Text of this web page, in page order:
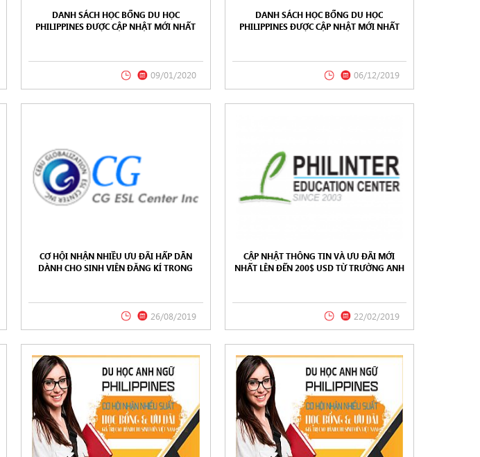
DANH SÁCH HỌC BỔNG DU HỌC
PHILIPPINES ĐƯỢC CẬP NHẬT MỚI NHẤT
09/01/2020
DANH SÁCH HỌC BỔNG DU HỌC
PHILIPPINES ĐƯỢC CẬP NHẬT MỚI NHẤT
06/12/2019
CƠ HỘI NHẬN NHIỀU ƯU ĐÃI HẤP DẪN
DÀNH CHO SINH VIÊN ĐĂNG KÍ TRONG
PHILIPPINES
26/08/2019
CẬP NHẬT THÔNG TIN VÀ ƯU ĐÃI MỚI
NHẤT LÊN ĐẾN 200$ USD TỪ TRƯỜNG ANH
22/02/2019